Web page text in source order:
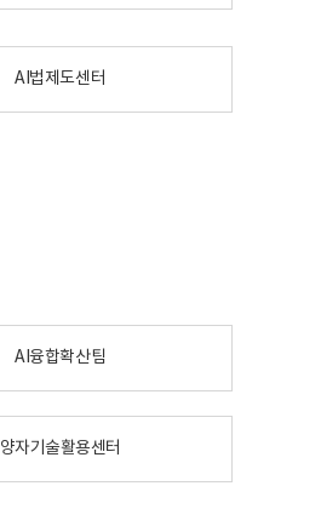
AI법제도센터
AI융합확산팀
양자기술활용센터